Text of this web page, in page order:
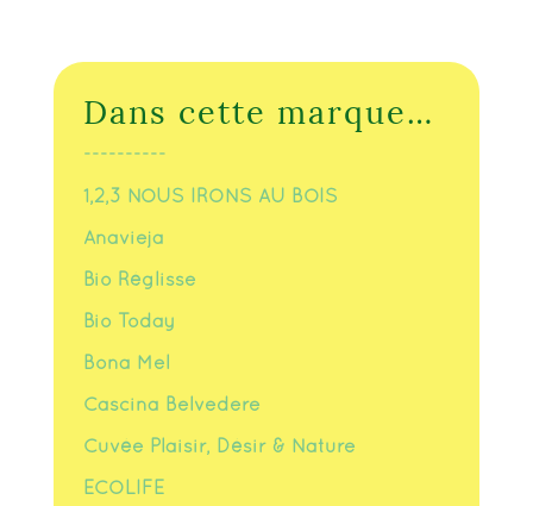
Dans cette marque…
----------
1,2,3 NOUS IRONS AU BOIS
Anavieja
Bio Réglisse
Bio Today
Bona Mel
Cascina Belvedere
Cuvée Plaisir, Désir & Nature
ECOLIFE